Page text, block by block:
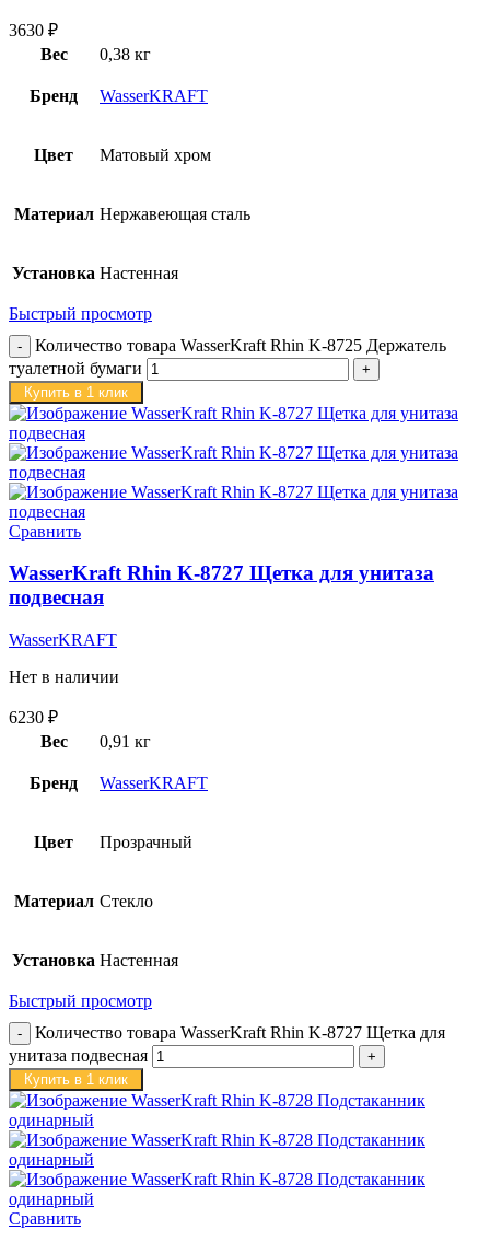
3630 ₽
Вес
0,38 кг
Бренд WasserKRAFT
Цвет Матовый хром
Материал Нержавеющая сталь
Установка Настенная
Быстрый просмотр
Количество товара WasserKraft Rhin K-8725 Держатель
туалетной бумаги
Купить в 1 клик
Сравнить
WasserKraft Rhin K-8727 Щетка для унитаза
подвесная
WasserKRAFT
Нет в наличии
6230 ₽
Вес
0,91 кг
Бренд WasserKRAFT
Цвет Прозрачный
Материал Стекло
Установка Настенная
Быстрый просмотр
Количество товара WasserKraft Rhin K-8727 Щетка для
унитаза подвесная
Купить в 1 клик
Сравнить